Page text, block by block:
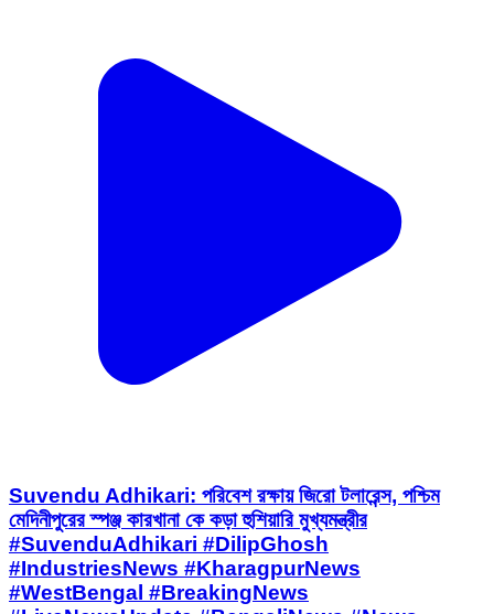
Suvendu Adhikari: পরিবেশ রক্ষায় জিরো টলারেন্স, পশ্চিম
মেদিনীপুরের স্পঞ্জ কারখানা কে কড়া হুশিয়ারি মুখ্যমন্ত্রীর
#SuvenduAdhikari #DilipGhosh
#IndustriesNews #KharagpurNews
#WestBengal #BreakingNews